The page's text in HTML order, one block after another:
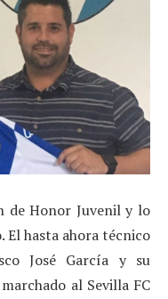
de Honor Juvenil y lo
El hasta ahora técnico
José García y su
al Sevilla FC